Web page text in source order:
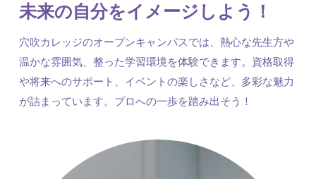
未来の自分をイメージしよう！
穴吹カレッジのオープンキャンパスでは、熱心な先生方や
温かな雰囲気、整った学習環境を体験できます。資格取得
や将来へのサポート、イベントの楽しさなど、多彩な魅力
が詰まっています。プロへの一歩を踏み出そう！